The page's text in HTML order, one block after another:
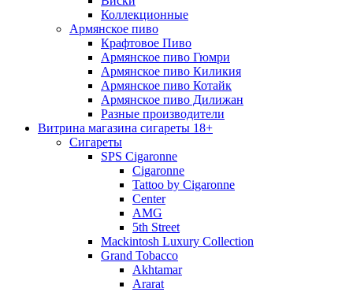
Коллекционные
Армянское пиво
Крафтовое Пиво
Армянское пиво Гюмри
Армянское пиво Киликия
Армянское пиво Котайк
Армянское пиво Дилижан
Разные производители
Витрина магазина сигареты 18+
Cигареты
SPS Cigaronne
Сigaronne
Tattoo by Cigaronne
Center
AMG
5th Street
Mackintosh Luxury Collection
Grand Tobacco
Akhtamar
Ararat